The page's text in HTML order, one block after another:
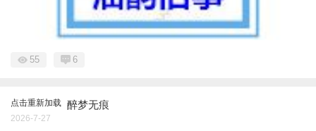
55 6
点击重新加载 醉梦无痕
2026-7-27